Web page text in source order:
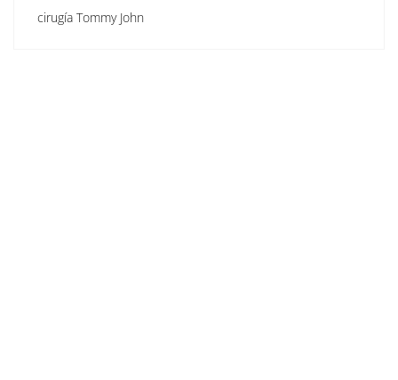
cirugía Tommy John